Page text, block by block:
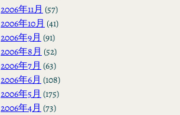
2006年11月 (57)
2006年10月 (41)
2006年9月 (91)
2006年8月 (52)
2006年7月 (63)
2006年6月 (108)
2006年5月 (175)
2006年4月 (73)